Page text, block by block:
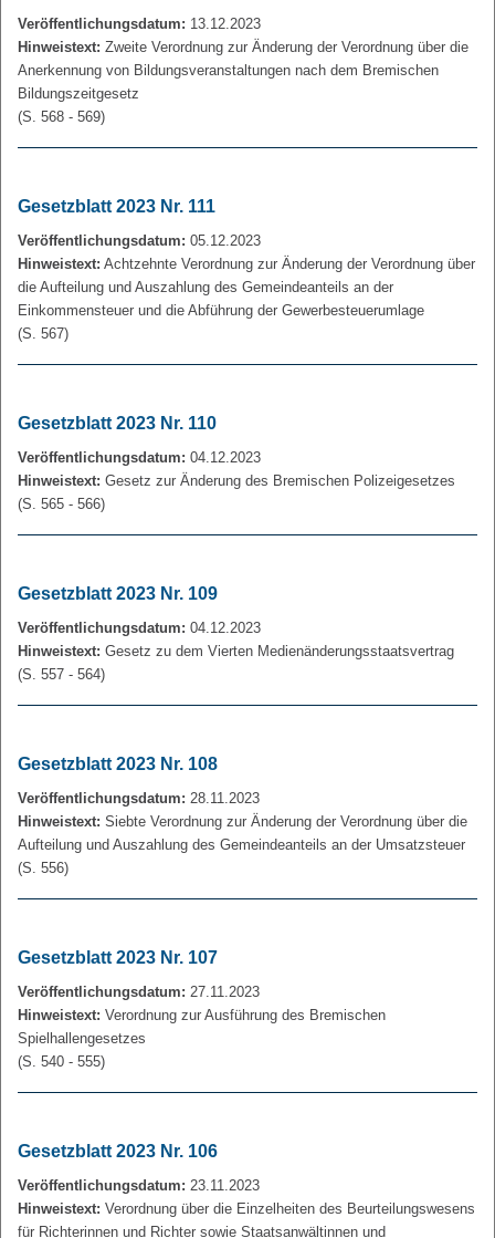
Veröffentlichungsdatum: 13.12.2023
Hinweistext: Zweite Verordnung zur Änderung der Verordnung über die
Anerkennung von Bildungsveranstaltungen nach dem Bremischen
Bildungszeitgesetz
(S. 568 - 569)
Gesetzblatt 2023 Nr. 111
Veröffentlichungsdatum: 05.12.2023
Hinweistext: Achtzehnte Verordnung zur Änderung der Verordnung über
die Aufteilung und Auszahlung des Gemeindeanteils an der
Einkommensteuer und die Abführung der Gewerbesteuerumlage
(S. 567)
Gesetzblatt 2023 Nr. 110
Veröffentlichungsdatum: 04.12.2023
Hinweistext: Gesetz zur Änderung des Bremischen Polizeigesetzes
(S. 565 - 566)
Gesetzblatt 2023 Nr. 109
Veröffentlichungsdatum: 04.12.2023
Hinweistext: Gesetz zu dem Vierten Medienänderungsstaatsvertrag
(S. 557 - 564)
Gesetzblatt 2023 Nr. 108
Veröffentlichungsdatum: 28.11.2023
Hinweistext: Siebte Verordnung zur Änderung der Verordnung über die
Aufteilung und Auszahlung des Gemeindeanteils an der Umsatzsteuer
(S. 556)
Gesetzblatt 2023 Nr. 107
Veröffentlichungsdatum: 27.11.2023
Hinweistext: Verordnung zur Ausführung des Bremischen
Spielhallengesetzes
(S. 540 - 555)
Gesetzblatt 2023 Nr. 106
Veröffentlichungsdatum: 23.11.2023
Hinweistext: Verordnung über die Einzelheiten des Beurteilungswesens
für Richterinnen und Richter sowie Staatsanwältinnen und